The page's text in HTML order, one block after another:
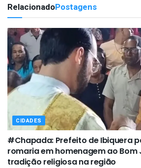
RelacionadoPostagens
CIDADES
#Chapada: Prefeito de Ibiquera
romaria em homenagem ao Bom
tradição religiosa na região